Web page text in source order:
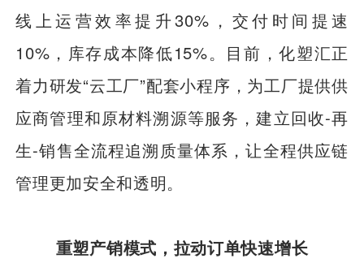
线上运营效率提升30%，交付时间提速
10%，库存成本降低15%。目前，化塑汇正
着力研发“云工厂”配套小程序，为工厂提供供
应商管理和原材料溯源等服务，建立回收-再
生-销售全流程追溯质量体系，让全程供应链
管理更加安全和透明。
重塑产销模式，拉动订单快速增长